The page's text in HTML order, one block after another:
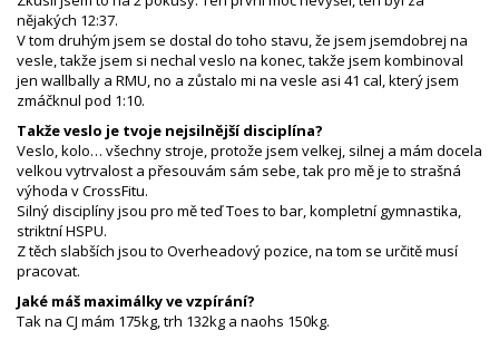
nějakých 12:37.
V tom druhým jsem se dostal do toho stavu, že jsem jsemdobrej na
vesle, takže jsem si nechal veslo na konec, takže jsem kombinoval
jen wallbally a RMU, no a zůstalo mi na vesle asi 41 cal, který jsem
zmáčknul pod 1:10.
Takže veslo je tvoje nejsilnější disciplína?
Veslo, kolo… všechny stroje, protože jsem velkej, silnej a mám docela
velkou vytrvalost a přesouvám sám sebe, tak pro mě je to strašná
výhoda v CrossFitu.
Silný disciplíny jsou pro mě teď Toes to bar, kompletní gymnastika,
striktní HSPU.
Z těch slabších jsou to Overheadový pozice, na tom se určitě musí
pracovat.
Jaké máš maximálky ve vzpírání?
Tak na CJ mám 175kg, trh 132kg a naohs 150kg.